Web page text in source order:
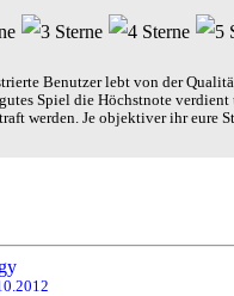
Benutzer lebt von der
Spiel die Höchstnote
werden. Je objektiver ihr eure